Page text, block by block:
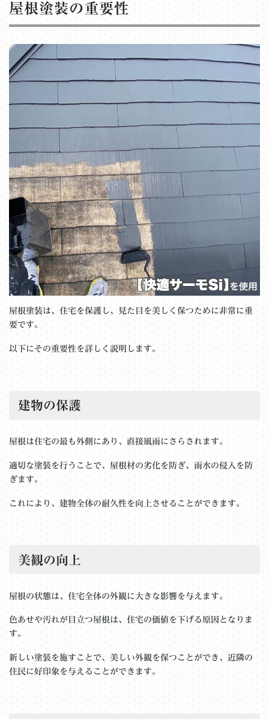
屋根塗装の重要性
屋根塗装は、住宅を保護し、見た目を美しく保つために非常に重
要です。
以下にその重要性を詳しく説明します。
建物の保護
屋根は住宅の最も外側にあり、直接風雨にさらされます。
適切な塗装を行うことで、屋根材の劣化を防ぎ、雨水の侵入を防
ぎます。
これにより、建物全体の耐久性を向上させることができます。
美観の向上
屋根の状態は、住宅全体の外観に大きな影響を与えます。
色あせや汚れが目立つ屋根は、住宅の価値を下げる原因となりま
す。
新しい塗装を施すことで、美しい外観を保つことができ、近隣の
住民に好印象を与えることができます。